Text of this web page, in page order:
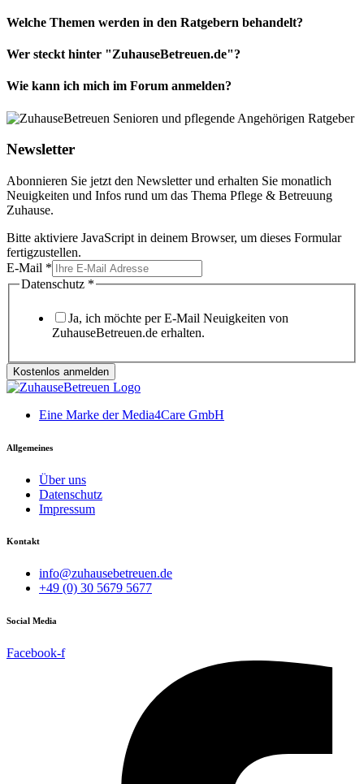
Welche Themen werden in den Ratgebern behandelt?
Wer steckt hinter "ZuhauseBetreuen.de"?
Wie kann ich mich im Forum anmelden?
Newsletter
Abonnieren Sie jetzt den Newsletter und erhalten Sie monatlich
Neuigkeiten und Infos rund um das Thema Pflege & Betreuung
Zuhause.
Bitte aktiviere JavaScript in deinem Browser, um dieses Formular
fertigzustellen.
E-Mail *
Datenschutz *
Ja, ich möchte per E-Mail Neuigkeiten von
ZuhauseBetreuen.de erhalten.
Kostenlos anmelden
Eine Marke der Media4Care GmbH
Allgemeines
Über uns
Datenschutz
Impressum
Kontakt
info@zuhausebetreuen.de
+49 (0) 30 5679 5677
Social Media
Facebook-f